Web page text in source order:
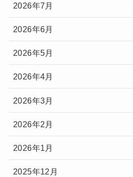
2026年7月
2026年6月
2026年5月
2026年4月
2026年3月
2026年2月
2026年1月
2025年12月